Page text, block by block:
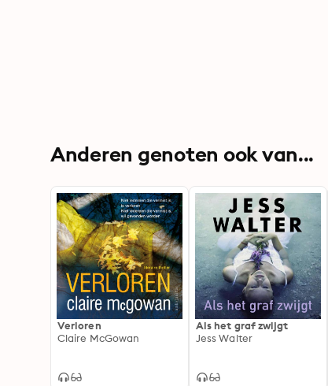
Anderen genoten ook van...
Verloren
Claire McGowan
Als het graf zwijgt
Jess Walter